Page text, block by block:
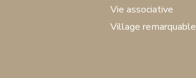
Vie associative
Village remarquable